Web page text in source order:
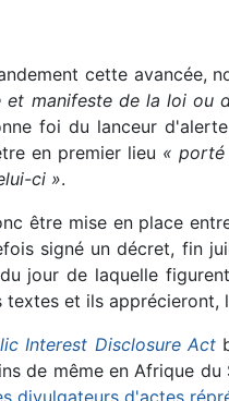
cette avancée,
manifeste de la loi ou
foi du lanceur
en premier lieu « porté
ci ».
être mise en place
signé un décret, fin
jour de laquelle
et ils
Interest Disclosure Act
de même en Afrique
divulgateurs d'actes